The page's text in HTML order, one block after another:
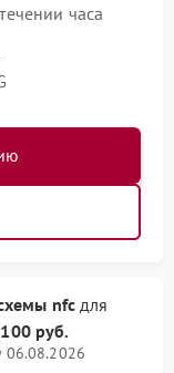
часа
nfc для
руб.
06.08.2026